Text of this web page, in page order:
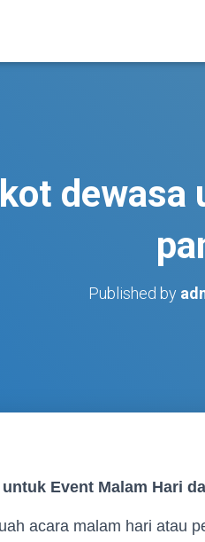
dewasa
Published by
Event Malam Hari
acara malam hari atau